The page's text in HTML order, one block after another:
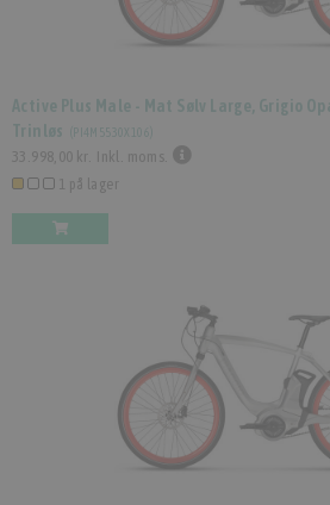
Active Plus Male - Mat Sølv Large, Grigio
Trinløs (PI4M5530X106
33.998,00 kr.
Inkl. moms.
1 på lager